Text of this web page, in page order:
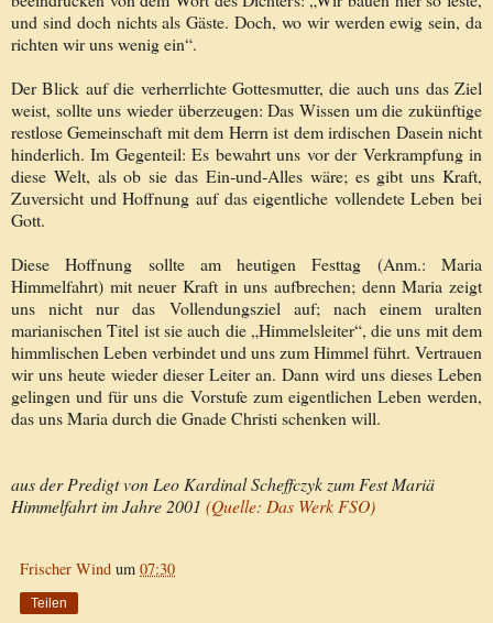
und sind doch nichts als Gäste. Doch, wo wir werden ewig sein, da
richten wir uns wenig ein“.
Der Blick auf die verherrlichte Gottesmutter, die auch uns das Ziel
weist, sollte uns wieder überzeugen: Das Wissen um die zukünftige
restlose Gemeinschaft mit dem Herrn ist dem irdischen Dasein nicht
hinderlich. Im Gegenteil: Es bewahrt uns vor der Verkrampfung in
diese Welt, als ob sie das Ein‑und‑Alles wäre; es gibt uns Kraft,
Zuversicht und Hoffnung auf das eigentliche vollendete Leben bei
Gott.
Diese Hoffnung sollte am heutigen Festtag (Anm.: Maria
Himmelfahrt) mit neuer Kraft in uns aufbrechen; denn Maria zeigt
uns nicht nur das Vollendungsziel auf; nach einem uralten
marianischen Titel ist sie auch die „Himmelsleiter“, die uns mit dem
himmlischen Leben verbindet und uns zum Himmel führt. Vertrauen
wir uns heute wieder dieser Leiter an. Dann wird uns dieses Leben
gelingen und für uns die Vorstufe zum eigentlichen Leben werden,
das uns Maria durch die Gnade Christi schenken will.
aus der Predigt von Leo Kardinal Scheffczyk zum Fest Mariä
Himmelfahrt im Jahre 2001 (Quelle: Das Werk FSO)
Frischer Wind um 07:30
Teilen